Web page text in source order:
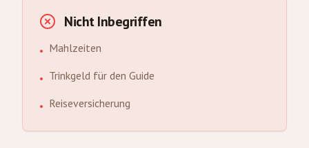
Nicht Inbegriffen
• Mahlzeiten
• Trinkgeld für den Guide
• Reiseversicherung